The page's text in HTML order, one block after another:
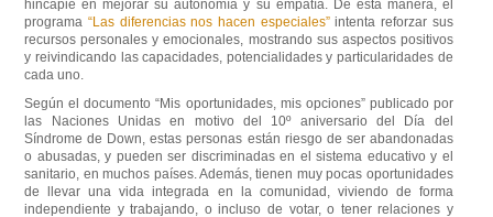
hincapié en mejorar su autonomía y su empatía. De esta manera, el
programa“Las diferencias nos hacen especiales”intenta reforzar sus
recursos personales y emocionales, mostrando sus aspectos positivos
y reivindicando las capacidades, potencialidades y particularidades de
cada uno.
Según el documento “Mis oportunidades, mis opciones” publicado por
las Naciones Unidas en motivo del 10º aniversario del Día del
Síndrome de Down, estas personas están riesgo de ser abandonadas
o abusadas, y pueden ser discriminadas en el sistema educativo y el
sanitario, en muchos países. Además, tienen muy pocas oportunidades
de llevar una vida integrada en la comunidad, viviendo de forma
independiente y trabajando, o incluso de votar, o tener relaciones y